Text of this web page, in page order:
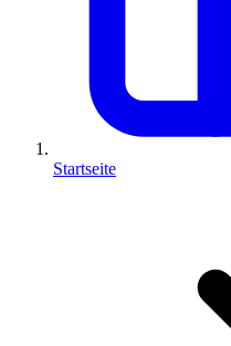
Startseite